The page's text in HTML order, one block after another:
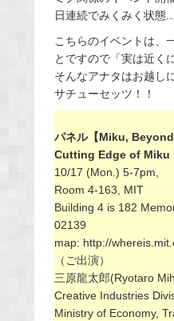
日連続でみくみく状態
こちらのイベントは、
とですので「実は近く
そんなアナタはお越し
サチューセッツ！！
パネル【Miku,
Cutting Edge of Miku
10/17 (Mon.) 5-7pm,
Room 4-163, MIT
Building 4 is 182
02139
map: http://
（ご出演）
三原龍太郎(Ryotaro
Creative Industries
Ministry of Economy,